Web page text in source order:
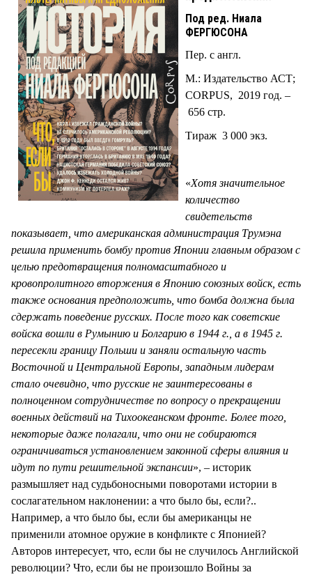
Под ред. Ниала
ФЕРГЮСОНА
Пер. с англ.
М.: Издательство АСТ;
CORPUS, 2019 год. –
656 стр.
Тираж 3 000 экз.
«Хотя значительное
количество
свидетельств
показывает, что американская администрация Трумэна
решила применить бомбу против Японии главным образом с
целью предотвращения полномасштабного и
кровопролитного вторжения в Японию союзных войск, есть
также основания предположить, что бомба должна была
сдержать поведение русских. После того как советские
войска вошли в Румынию и Болгарию в 1944 г., а в 1945 г.
пересекли границу Польши и заняли остальную часть
Восточной и Центральной Европы, западным лидерам
стало очевидно, что русские не заинтересованы в
полноценном сотрудничестве по вопросу о прекращении
военных действий на Тихоокеанском фронте. Более того,
некоторые даже полагали, что они не собираются
ограничиваться установлением законной сферы влияния и
идут по пути решительной экспансии», – историк
размышляет над судьбоносными поворотами истории в
сослагательном наклонении: а что было бы, если?..
Например, а что было бы, если бы американцы не
применили атомное оружие в конфликте с Японией?
Авторов интересует, что, если бы не случилось Английской
революции? Что, если бы не произошло Войны за